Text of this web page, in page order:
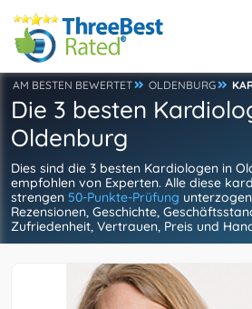
AM BESTEN BEWERTET OLDENBURG
Die 3 besten
Oldenburg
Dies sind die 3 besten Kardiologen in
empfohlen von Experten. Alle diese
strengen 50-Punkte-Prüfung
Rezensionen, Geschichte,
Zufriedenheit, Vertrauen, Preis und